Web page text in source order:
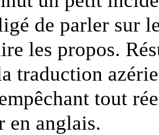
de parler sur
les propos.
traduction
tout
en anglais.